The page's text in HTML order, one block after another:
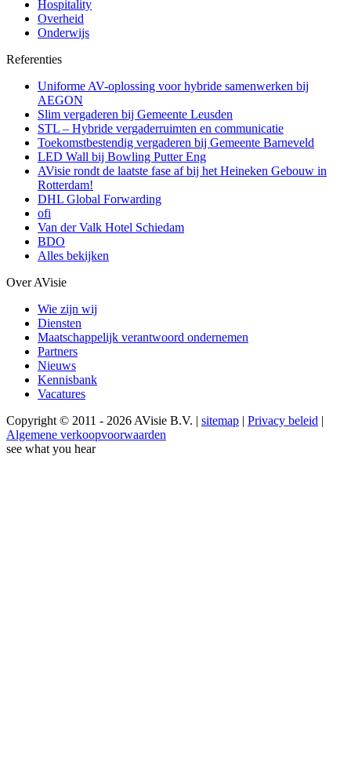
Hospitality
Overheid
Onderwijs
Referenties
Uniforme AV-oplossing voor hybride samenwerken bij
AEGON
Slim vergaderen bij Gemeente Leusden
STL – Hybride vergaderruimten en communicatie
Toekomstbestendig vergaderen bij Gemeente Barneveld
LED Wall bij Bowling Putter Eng
AVisie rondt de laatste fase af bij het Heineken Gebouw in
Rotterdam!
DHL Global Forwarding
ofi
Van der Valk Hotel Schiedam
BDO
Alles bekijken
Over AVisie
Wie zijn wij
Diensten
Maatschappelijk verantwoord ondernemen
Partners
Nieuws
Kennisbank
Vacatures
Copyright © 2011 - 2026 AVisie B.V. | sitemap | Privacy beleid |
Algemene verkoopvoorwaarden
see what you hear